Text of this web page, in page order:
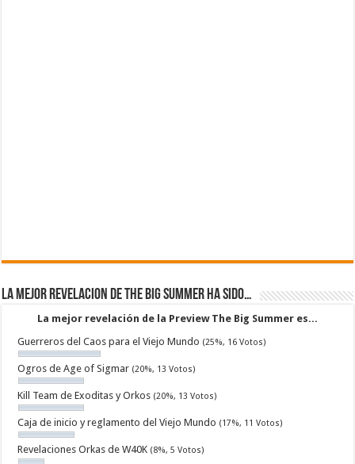
La mejor revelacion de The Big Summer ha sido…
La mejor revelación de la Preview The Big Summer es...
Guerreros del Caos para el Viejo Mundo (25%, 16 Votos)
Ogros de Age of Sigmar (20%, 13 Votos)
Kill Team de Exoditas y Orkos (20%, 13 Votos)
Caja de inicio y reglamento del Viejo Mundo (17%, 11 Votos)
Revelaciones Orkas de W40K (8%, 5 Votos)